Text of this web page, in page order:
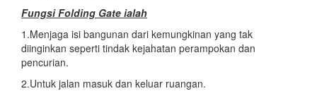
Fungsi Folding Gate ialah
1.Menjaga isi bangunan dari kemungkinan yang tak
diinginkan seperti tindak kejahatan perampokan dan
pencurian.
2.Untuk jalan masuk dan keluar ruangan.